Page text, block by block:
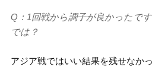
Q：1回戦から調子が良かったで
では？
アジア戦ではいい結果を残せなか